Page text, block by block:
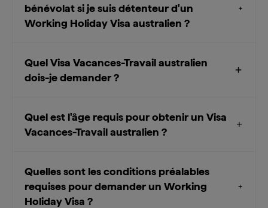
bénévolat si je suis détenteur d'un
Working Holiday Visa australien ?
Quel Visa Vacances-Travail australien
dois-je demander ?
Quel est l'âge requis pour obtenir un Visa
Vacances-Travail australien ?
Quelles sont les conditions préalables
requises pour demander un Working
Holiday Visa ?